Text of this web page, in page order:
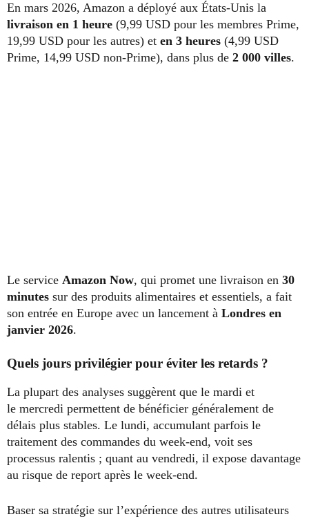
En mars 2026, Amazon a déployé aux États-Unis la
livraison en 1 heure (9,99 USD pour les membres Prime,
19,99 USD pour les autres) et en 3 heures (4,99 USD
Prime, 14,99 USD non-Prime), dans plus de 2 000 villes.
Le service Amazon Now, qui promet une livraison en 30
minutes sur des produits alimentaires et essentiels, a fait
son entrée en Europe avec un lancement à Londres en
janvier 2026.
Quels jours privilégier pour éviter les retards ?
La plupart des analyses suggèrent que le mardi et
le mercredi permettent de bénéficier généralement de
délais plus stables. Le lundi, accumulant parfois le
traitement des commandes du week-end, voit ses
processus ralentis ; quant au vendredi, il expose davantage
au risque de report après le week-end.
Baser sa stratégie sur l’expérience des autres utilisateurs